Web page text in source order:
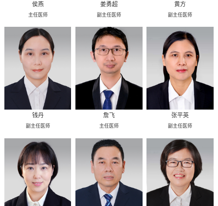
侯燕
主任医师
姜勇超
副主任医师
黄方
副主任医师
钱丹
副主任医师
詹飞
主任医师
张平英
副主任医师